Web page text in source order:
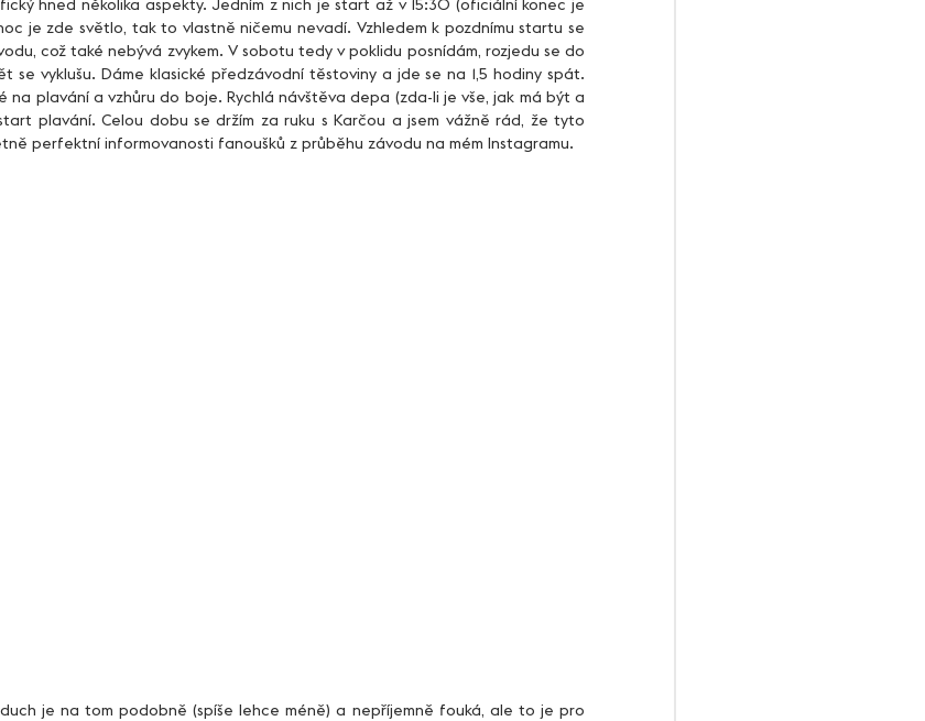
je zde světlo, tak to vlastně ničemu nevadí. Vzhledem k pozdnímu startu se
což také nebývá zvykem. V sobotu tedy v poklidu posnídám, rozjedu se do
se vyklušu. Dáme klasické předzávodní těstoviny a jde se na 1,5 hodiny spát.
plavání a vzhůru do boje. Rychlá návštěva depa (zda-li je vše, jak má být a
plavání. Celou dobu se držím za ruku s Karčou a jsem vážně rád, že tyto
perfektní informovanosti fanoušků z průběhu závodu na mém Instagramu.